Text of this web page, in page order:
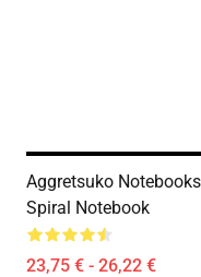
Aggretsuko
Spiral Notebook
23,75 € - 26,22 €